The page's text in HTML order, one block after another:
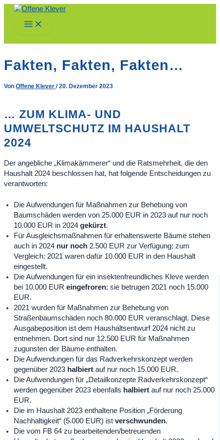
Zum
springen
Main
Menu
Fakten, Fakten, Fakten…
Von Offene Klever /20. Dezember 2023
… ZUM KLIMA- UND
UMWELTSCHUTZ IM HAUSHALT
2024
Der angebliche „Klimakämmerer“ und die Ratsmehrheit, die den
Haushalt 2024 beschlossen hat, hat folgende Entscheidungen zu
verantworten:
Die Aufwendungen für Maßnahmen zur Behebung von
Baumschäden werden von 25.000 EUR in 2023 auf nur noch
10.000 EUR in 2024 gekürzt.
Für Ausgleichsmaßnahmen für erhaltenswerte Bäume stehen
auch in 2024 nur noch 2.500 EUR zur Verfügung; zum
Vergleich: 2021 waren dafür 10.000 EUR in den Haushalt
eingestellt.
Die Aufwendungen für ein insektenfreundliches Kleve werden
bei 10.000 EUR eingefroren; sie betrugen 2021 noch 15.000
EUR.
2021 wurden für Maßnahmen zur Behebung von
Straßenbaumschäden noch 80.000 EUR veranschlagt. Diese
Ausgabeposition ist dem Haushaltsentwurf 2024 nicht zu
entnehmen. Dort sind nur 12.500 EUR für Maßnahmen
zugunsten der Bäume enthalten.
Die Aufwendungen für das Radverkehrskonzept werden
gegenüber 2023 halbiert auf nur noch 15.000 EUR.
Die Aufwendungen für „Detailkonzepte Radverkehrskonzept“
werden gegenüber 2023 ebenfalls halbiert auf nur noch 25.000
EUR.
Die im Haushalt 2023 enthaltene Position „Förderung
Nachhaltigkeit“ (5.000 EUR) ist verschwunden.
Die vom FB 64 zu bearbeitenden/betreuenden